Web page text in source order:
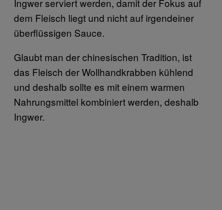
dem Fleisch liegt und nicht auf irgendeiner
überflüssigen Sauce.
Glaubt man der chinesischen Tradition, ist
das Fleisch der Wollhandkrabben kühlend
und deshalb sollte es mit einem warmen
Nahrungsmittel kombiniert werden, deshalb
Ingwer.